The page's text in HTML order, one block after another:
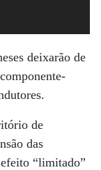
deixarão de
de
das
“limitado”